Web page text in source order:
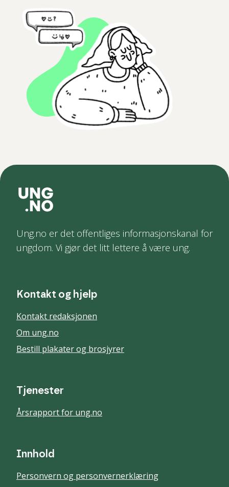
Ung.no er det offentliges informasjonskanal for
ungdom. Vi gjør det litt lettere å være ung.
Kontakt og hjelp
Kontakt redaksjonen
Om ung.no
Bestill plakater og brosjyrer
Tjenester
Årsrapport for ung.no
Innhold
Personvern og personvernerklæring